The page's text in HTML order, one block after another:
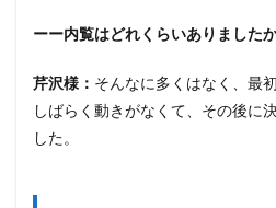
ーー内覧はどれくらいありました
芹沢様： そんなに多くはなく、最
しばらく動きがなくて、その後に
した。